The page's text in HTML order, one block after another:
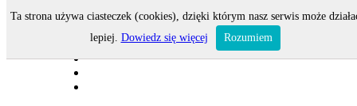
Ta strona używa ciasteczek (cookies), dzięki którym nasz serwis może
lepiej. Dowiedz się więcej Rozumiem